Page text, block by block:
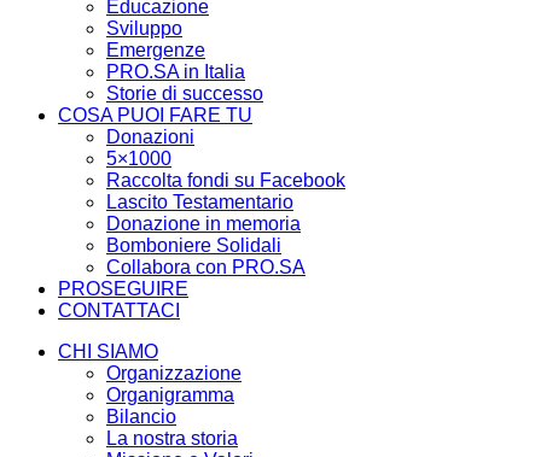
Educazione
Sviluppo
Emergenze
PRO.SA in Italia
Storie di successo
COSA PUOI FARE TU
Donazioni
5×1000
Raccolta fondi su Facebook
Lascito Testamentario
Donazione in memoria
Bomboniere Solidali
Collabora con PRO.SA
PROSEGUIRE
CONTATTACI
CHI SIAMO
Organizzazione
Organigramma
Bilancio
La nostra storia